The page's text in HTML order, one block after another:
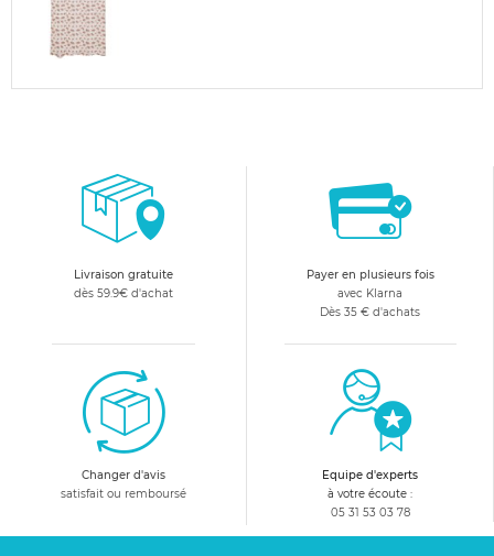
Livraison gratuite
dès 59.9€ d'achat
Payer en plusieurs fois
avec Klarna
Dès 35 € d'achats
Changer d'avis
satisfait ou remboursé
Equipe d'experts
à votre écoute :
05 31 53 03 78